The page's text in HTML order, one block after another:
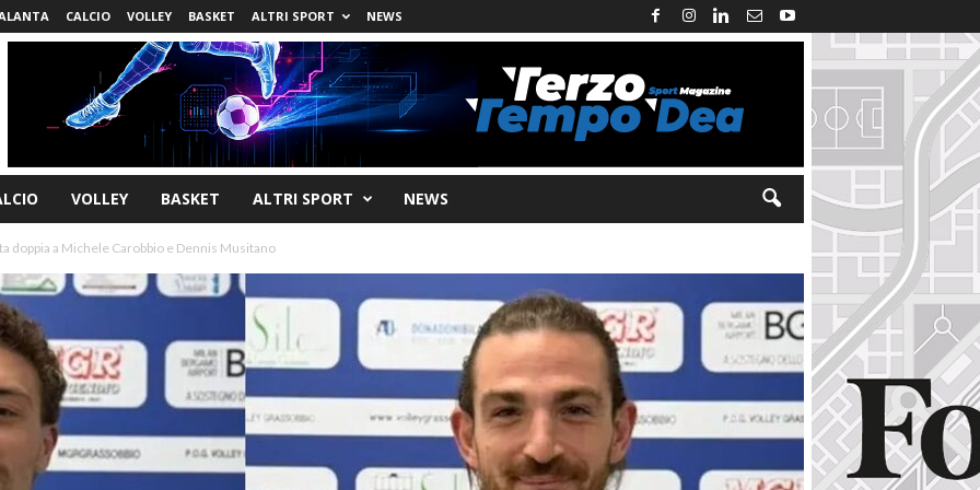
CALCIO VOLLEY BASKET ALTRI SPORT NEWS
VOLLEY BASKET ALTRI SPORT NEWS
doppia a Michele Carobbio e Dennis Musitano